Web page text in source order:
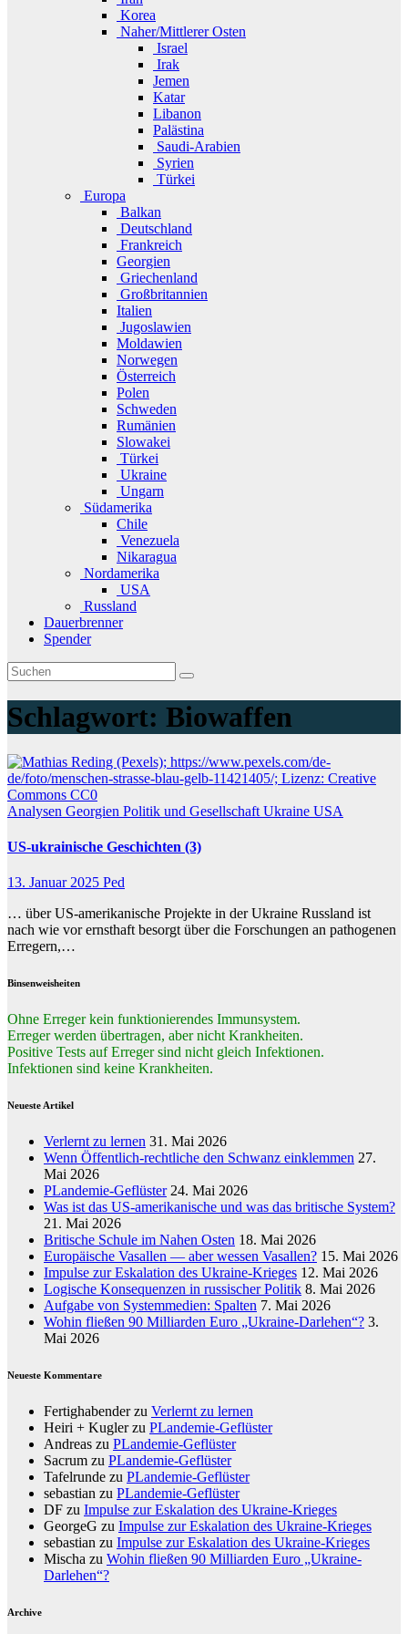
Korea
Naher/Mittlerer Osten
Israel
Irak
Jemen
Katar
Libanon
Palästina
Saudi-Arabien
Syrien
Türkei
Europa
Balkan
Deutschland
Frankreich
Georgien
Griechenland
Großbritannien
Italien
Jugoslawien
Moldawien
Norwegen
Österreich
Polen
Schweden
Rumänien
Slowakei
Türkei
Ukraine
Ungarn
Südamerika
Chile
Venezuela
Nikaragua
Nordamerika
USA
Russland
Dauerbrenner
Spender
Schlagwort: Biowaffen
Analysen Georgien Politik und Gesellschaft Ukraine USA
US-ukrainische Geschichten (3)
13. Januar 2025 Ped
… über US-amerikanische Projekte in der Ukraine Russland ist
nach wie vor ernsthaft besorgt über die Forschungen an pathogenen
Erregern,…
Binsenweisheiten
Ohne Erreger kein funktionierendes Immunsystem.
Erreger werden übertragen, aber nicht Krankheiten.
Positive Tests auf Erreger sind nicht gleich Infektionen.
Infektionen sind keine Krankheiten.
Neueste Artikel
Verlernt zu lernen 31. Mai 2026
Wenn Öffentlich-rechtliche den Schwanz einklemmen 27.
Mai 2026
PLandemie-Geflüster 24. Mai 2026
Was ist das US-amerikanische und was das britische System?
21. Mai 2026
Britische Schule im Nahen Osten 18. Mai 2026
Europäische Vasallen — aber wessen Vasallen? 15. Mai 2026
Impulse zur Eskalation des Ukraine-Krieges 12. Mai 2026
Logische Konsequenzen in russischer Politik 8. Mai 2026
Aufgabe von Systemmedien: Spalten 7. Mai 2026
Wohin fließen 90 Milliarden Euro „Ukraine-Darlehen“? 3.
Mai 2026
Neueste Kommentare
Fertighabenderzu Verlernt zu lernen
Heiri + Kuglerzu PLandemie-Geflüster
Andreas zu PLandemie-Geflüster
Sacrum zu PLandemie-Geflüster
Tafelrunde zu PLandemie-Geflüster
sebastian zu PLandemie-Geflüster
DF zu Impulse zur Eskalation des Ukraine-Krieges
GeorgeG zu Impulse zur Eskalation des Ukraine-Krieges
sebastian zu Impulse zur Eskalation des Ukraine-Krieges
Mischa zu Wohin fließen 90 Milliarden Euro „Ukraine-
Darlehen“?
Archive